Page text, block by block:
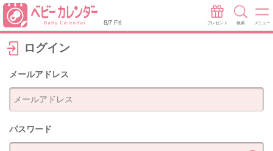
8/7 Fri プレゼント 検索 メニュー
ログイン
メールアドレス
パスワード